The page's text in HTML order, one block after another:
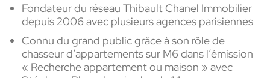
Fondateur du réseau Thibault Chanel Immobilier
depuis 2006 avec plusieurs agences parisiennes
Connu du grand public grâce à son rôle de
chasseur d’appartements sur M6 dans l’émission
« Recherche appartement ou maison » avec